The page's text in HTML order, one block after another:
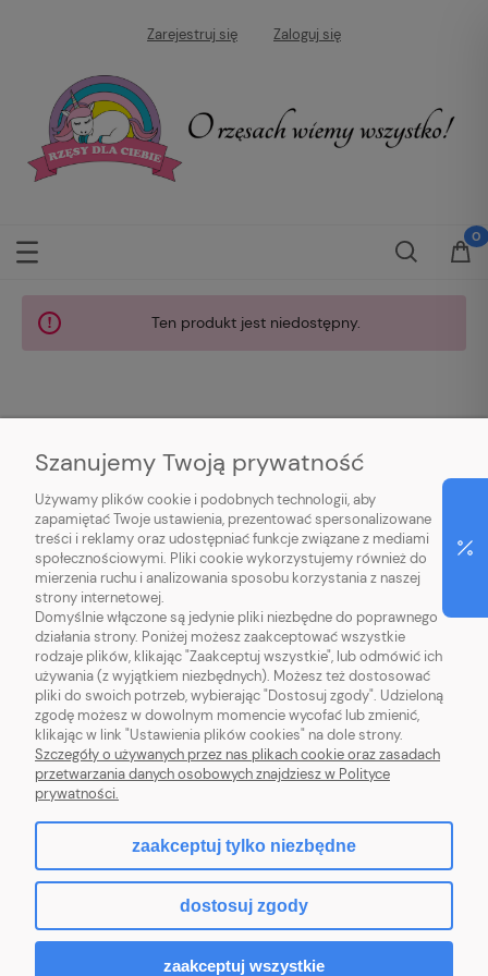
Zarejestruj się Zaloguj się
Ten produkt jest niedostępny.
O NAS
OBSŁUGA KLIENTA
INFORMACJE
MOJE KONTO
RZĘSY DLA CIEBIE
Sklep internetowy Shoper.pl
Szanujemy Twoją prywatność
Używamy plików cookie i podobnych technologii, aby
zapamiętać Twoje ustawienia, prezentować spersonalizowane
treści i reklamy oraz udostępniać funkcje związane z mediami
społecznościowymi. Pliki cookie wykorzystujemy również do
mierzenia ruchu i analizowania sposobu korzystania z naszej
strony internetowej.
Domyślnie włączone są jedynie pliki niezbędne do poprawnego
działania strony. Poniżej możesz zaakceptować wszystkie
rodzaje plików, klikając "Zaakceptuj wszystkie", lub odmówić ich
używania (z wyjątkiem niezbędnych). Możesz też dostosować
pliki do swoich potrzeb, wybierając "Dostosuj zgody". Udzieloną
zgodę możesz w dowolnym momencie wycofać lub zmienić,
klikając w link "Ustawienia plików cookies" na dole strony.
Szczegóły o używanych przez nas plikach cookie oraz zasadach
przetwarzania danych osobowych znajdziesz w Polityce
prywatności.
zaakceptuj tylko niezbędne
dostosuj zgody
zaakceptuj wszystkie